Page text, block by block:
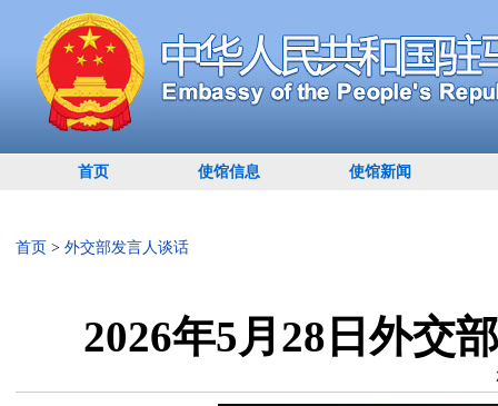
首页 使馆信息 使馆新闻
首页 > 外交部发言人谈话
2026年5月28日外交